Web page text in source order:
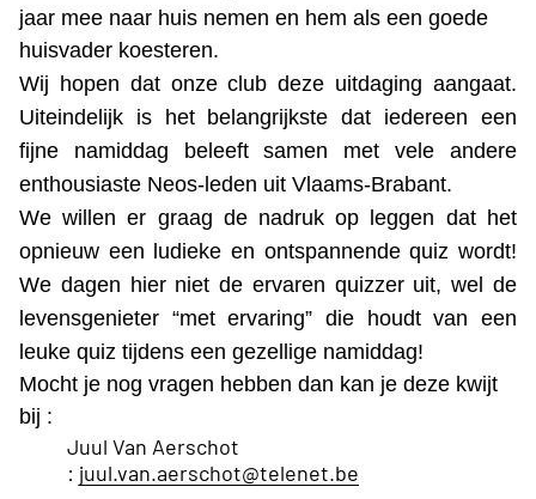
jaar mee naar huis nemen en hem als een goede
huisvader koesteren.
Wij hopen dat onze club deze uitdaging aangaat.
Uiteindelijk is het belangrijkste dat iedereen een
fijne namiddag beleeft samen met vele andere
enthousiaste Neos-leden uit Vlaams-Brabant.
We willen er graag de nadruk op leggen dat het
opnieuw een ludieke en ontspannende quiz wordt!
We dagen hier niet de ervaren quizzer uit, wel de
levensgenieter “met ervaring” die houdt van een
leuke quiz tijdens een gezellige namiddag!
Mocht je nog vragen hebben dan kan je deze kwijt
bij :
Juul Van Aerschot
: juul.van.aerschot@telenet.be